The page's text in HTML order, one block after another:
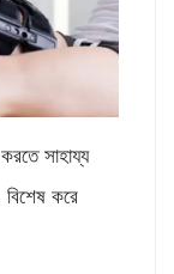
সাহায্য
বিশেষ করে